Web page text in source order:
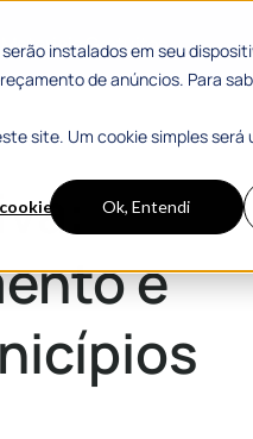
instalados em seu
de anúncios. Para
site. Um cookie simples será
Ok, Entendi
Materiais Gratuitos
municípios
e